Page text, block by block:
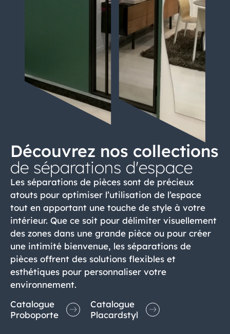
Découvrez nos collections
de séparations d'espace
Les séparations de pièces sont de précieux
atouts pour optimiser l’utilisation de l’espace
tout en apportant une touche de style à votre
intérieur. Que ce soit pour délimiter visuellement
des zones dans une grande pièce ou pour créer
une intimité bienvenue, les séparations de
pièces offrent des solutions flexibles et
esthétiques pour personnaliser votre
environnement.
Catalogue
Proboporte
Catalogue
Placardstyl